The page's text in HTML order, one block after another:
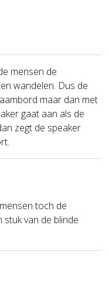
mensen de
wandelen. Dus de
maar dan met
gaat aan als de
zegt de speaker
toch de
van de blinde